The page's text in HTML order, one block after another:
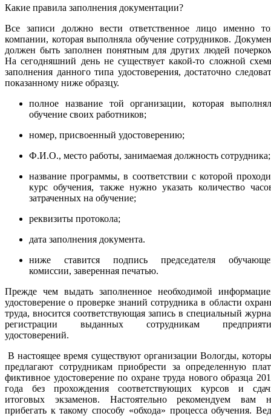
Какие правила заполнения документации?
Все записи должно вести ответственное лицо именно
компании, которая выполняла обучение сотрудников.
должен быть заполнен понятным для других людей
На сегодняшний день не существует какой-то сложной
заполнения данного типа удостоверения, достаточно
показанному ниже образцу.
полное название той организации, которая
обучение своих работников;
номер, присвоенный удостоверению;
Ф.И.О., место работы, занимаемая должность сотрудника;
название программы, в соответствии с которой
курс обучения, также нужно указать количество
затраченных на обучение;
реквизиты протокола;
дата заполнения документа.
ниже ставится подпись председателя
комиссии, заверенная печатью.
Прежде чем выдать заполненное необходимой
удостоверение о проверке знаний сотрудника в области
труда, вносится соответствующая запись в специальный
регистрации выданных сотрудникам
удостоверений.
В настоящее время существуют организации Вологды,
предлагают сотрудникам приобрести за определенную
фиктивное удостоверение по охране труда нового образца
года без прохождения соответствующих курсов и
итоговых экзаменов. Настоятельно рекомендуем вам
прибегать к такому способу «обхода» процесса обучения.